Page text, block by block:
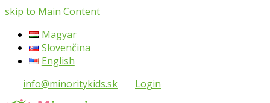
skip to Main Content
Magyar
Slovenčina
English
info@minoritykids.sk
Login